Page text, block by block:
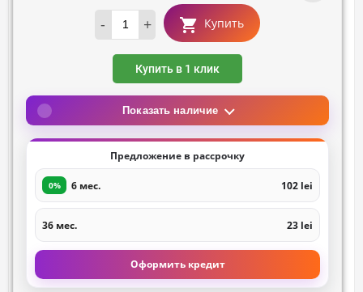
- + Купить
Купить в 1 клик
Показать наличие
Предложение в рассрочку
0% 6 мес. 102 lei
36 мес. 23 lei
Оформить кредит